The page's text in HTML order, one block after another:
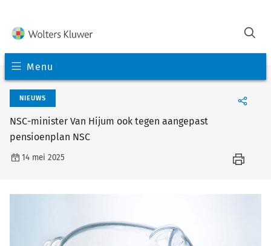
Menu
NIEUWS
NSC-minister Van Hijum ook tegen aangepast
pensioenplan NSC
14 mei 2025